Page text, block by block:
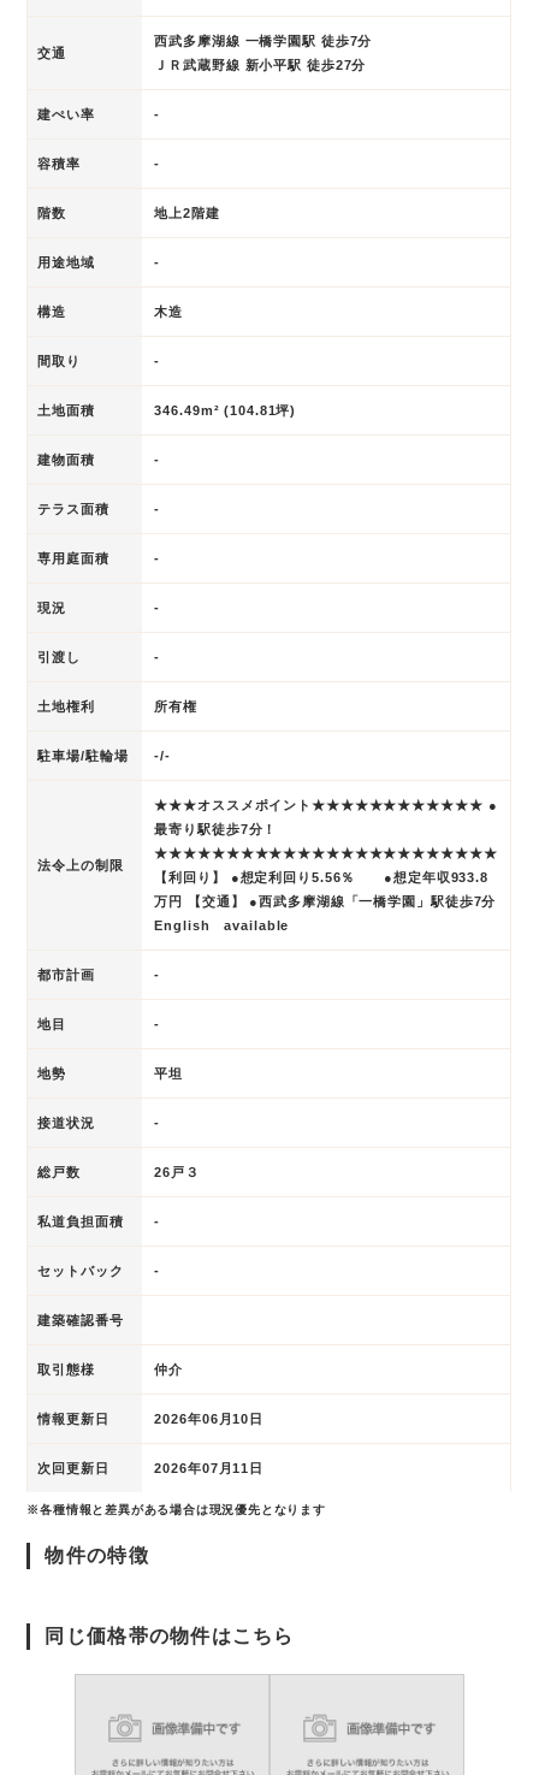
交通
西武多摩湖線 一橋学園駅 徒歩7分
ＪＲ武蔵野線 新小平駅 徒歩27分
建ぺい率 -
容積率 -
階数 地上2階建
用途地域 -
構造 木造
間取り -
土地面積 346.49m² (104.81坪)
建物面積 -
テラス面積 -
専用庭面積 -
現況 -
引渡し -
土地権利 所有権
駐車場/駐輪場 -/-
法令上の制限
★★★オススメポイント★★★★★★★★★★★★ ●
最寄り駅徒歩7分！
★★★★★★★★★★★★★★★★★★★★★★★★
【利回り】 ●想定利回り5.56％ ●想定年収933.8
万円 【交通】 ●西武多摩湖線「一橋学園」駅徒歩7分
English available
都市計画 -
地目 -
地勢 平坦
接道状況 -
総戸数 26戸３
私道負担面積 -
セットバック -
建築確認番号
取引態様 仲介
情報更新日 2026年06月10日
次回更新日 2026年07月11日
※各種情報と差異がある場合は現況優先となります
物件の特徴
同じ価格帯の物件はこちら